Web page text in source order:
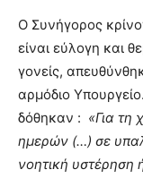
Ο Συνήγορος
είναι εύλογη και
γονείς,
αρμόδιο
δόθηκαν : «Για τη
ημερών (…) σε
νοητική υστέρηση